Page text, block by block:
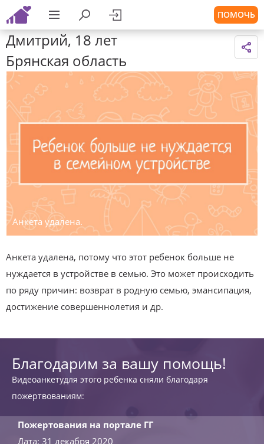
ПОМОЧЬ
Дмитрий, 18 лет
Брянская область
Анкета удалена.
Анкета удалена, потому что этот ребенок больше не
нуждается в устройстве в семью. Это может происходить
по ряду причин: возврат в родную семью, эмансипация,
достижение совершеннолетия и др.
Благодарим за вашу помощь!
Видеоанкетудля этого ребенка сняли благодаря
пожертвованиям:
Пожертования на портале ГГ
Дата: 31 декабря 2020